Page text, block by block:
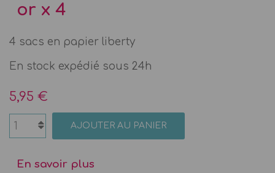
or x 4
4 sacs en papier liberty
En stock expédié sous 24h
5,95 €
AJOUTER AU PANIER
En savoir plus